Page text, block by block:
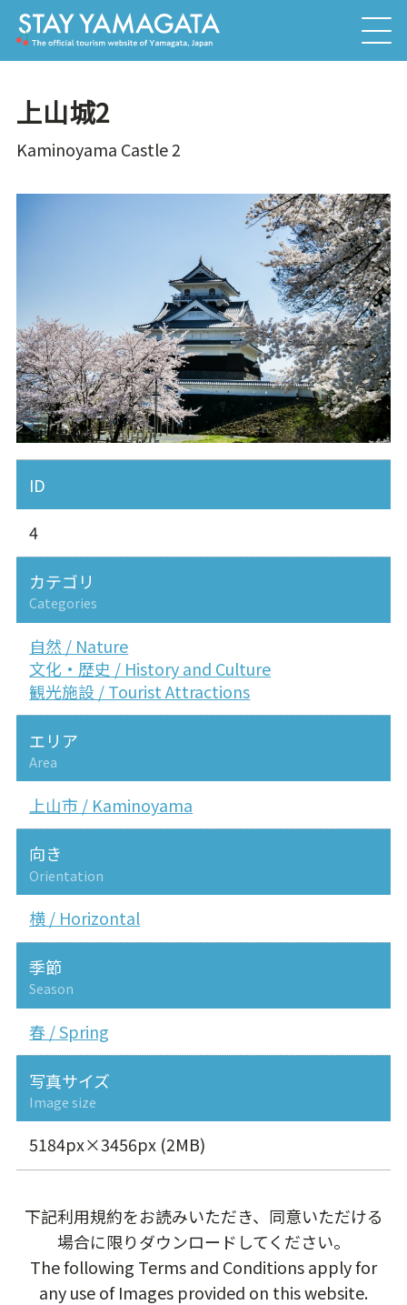
上山城2
Kaminoyama Castle 2
ID
4
カテゴリ
Categories
自然 / Nature
文化・歴史 / History and Culture
観光施設 / Tourist Attractions
エリア
Area
上山市 / Kaminoyama
向き
Orientation
横 / Horizontal
季節
Season
春 / Spring
写真サイズ
Image size
5184px×3456px (2MB)
下記利用規約をお読みいただき、同意いただける
場合に限りダウンロードしてください。
The following Terms and Conditions apply for
any use of Images provided on this website.